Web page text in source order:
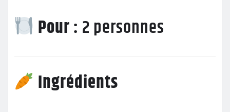
Pour : 2 personnes
Ingrédients